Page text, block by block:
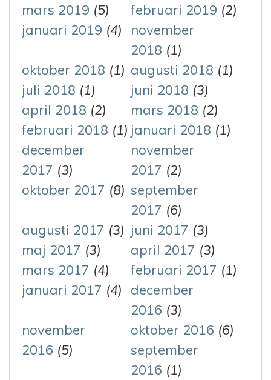
mars 2019 (5) februari 2019 (2)
januari 2019 (4)
november
2018 (1)
oktober 2018 (1) augusti 2018 (1)
juli 2018 (1) juni 2018 (3)
april 2018 (2) mars 2018 (2)
februari 2018 (1) januari 2018 (1)
december
2017 (3)
november
2017 (2)
oktober 2017 (8) september
2017 (6)
augusti 2017 (3) juni 2017 (3)
maj 2017 (3) april 2017 (3)
mars 2017 (4) februari 2017 (1)
januari 2017 (4)
december
2016 (3)
november
2016 (5)
oktober 2016 (6)
september
2016 (1)